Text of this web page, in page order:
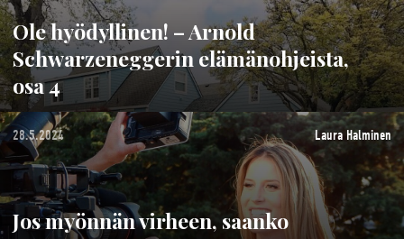
Ole hyödyllinen! – Arnold
Schwarzeneggerin elämänohjeista,
osa 4
28.5.2024 Laura Halminen
Jos myönnän virheen, saanko